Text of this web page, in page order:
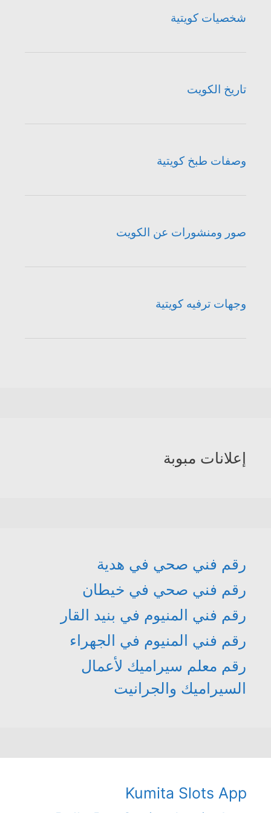
شخصيات كويتية
تاريخ الكويت
وصفات طبخ كويتية
صور ومنشورات عن الكويت
وجهات ترفيه كويتية
إعلانات مبوبة
رقم فني صحي في هدية
رقم فني صحي في خيطان
رقم فني المنيوم في بنيد القار
رقم فني المنيوم في الجهراء
رقم معلم سيراميك لأعمال
السيراميك والجرانيت
Kumita Slots App